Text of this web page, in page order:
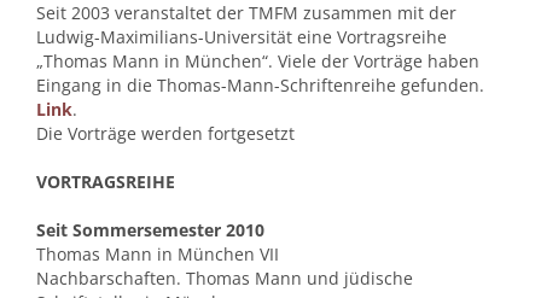
Seit 2003 veranstaltet der TMFM zusammen mit der
Ludwig-Maximilians-Universität eine Vortragsreihe
„Thomas Mann in München“. Viele der Vorträge haben
Eingang in die Thomas-Mann-Schriftenreihe gefunden.
Link.
Die Vorträge werden fortgesetzt
VORTRAGSREIHE
Seit Sommersemester 2010
Thomas Mann in München VII
Nachbarschaften. Thomas Mann und jüdische